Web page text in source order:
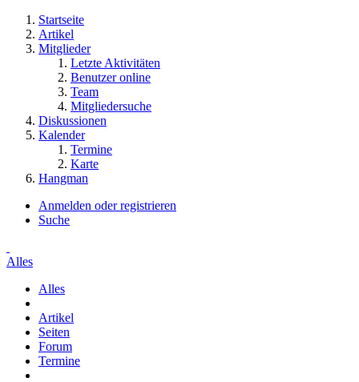
Startseite
Artikel
Mitglieder
Letzte Aktivitäten
Benutzer online
Team
Mitgliedersuche
Diskussionen
Kalender
Termine
Karte
Hangman
Anmelden oder registrieren
Suche
Alles
Alles
Artikel
Seiten
Forum
Termine